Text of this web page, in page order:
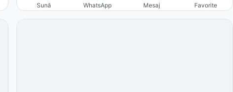
Sună WhatsApp Mesaj Favorite